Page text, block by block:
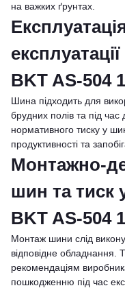
на важких ґрунтах.
BKT AS-504
Шина підходить для
брудних полів та під
нормативного тиску у
продуктивності та
Монтажно-
шин та тиск
BKT AS-504
Монтаж шини слід
відповідне обладнання.
рекомендаціям
пошкодженню під час